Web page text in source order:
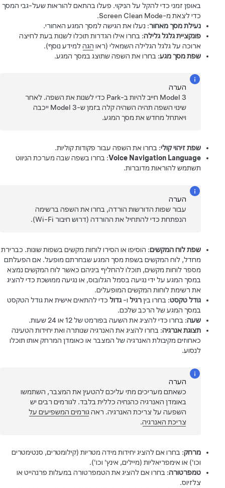
באופן זמני כדי להקל על הניקוי. פעלו בהתאם להוראות שעל-גבי המסך
כדי לצאת מ-Screen Clean Mode.
נעילת מסך מאחור: נעלו את הגישה למסך המגע האחורי.
פונקציית גלגל גלילה: בחרו אילו הגדרות תוכלו לשנות בעת לחיצה
ארוכה על גלגל הגלילה השמאלי (ראוהגה למידע נוסף).
שפת מסך מגע: בחרו את השפה שתוצג במסך המגע.
הערה
Model 3
חייב להיות ב-Park כדי לשנות את השפה. לאחר
שינוי השפה תהיה השהיה קלה בזמן ש-Model 3ייכבה
ויאתחל מחדש את מסך המגע.
שפת זיהוי קולי: בחרו את השפה עבור פקודות קוליות.
Voice Navigation Language: בחרו בשפה שבה מערכת הניווט
תשתמש להוראות מדוברות.
הערה
עבור שפות הדורשות הורדה, בחרו את השפה ברשימה
הנפתחת כדי להתחיל את ההורדה (דרוש חיבור Wi-Fi).
שפת לוח המקשים: הוסיפו או הסירו לוחות מקשים בשפות שונות. כברירת
מחדל, לוח המקשים בשפת מסך המגע שבחרתם מופעל. אם הפעלתם
מספר לוחות מקשים, תוכלו להחליף ביניהם כאשר לוח המקשים נמצא
במסך המגע על ידי נגיעה בסמל הגלובוס, או נגיעה ממושכת כדי להציג
את רשימת לוחות המקשים המופעלים.
גודל טקסט: בחרו ביןרגילו-גדול כדי להתאים אישית את גודל הטקסט
במסך המגע של הרכב שלכם.
שעה: בחרו כדי להציג את השעה בפורמט של 12 או 24 שעות.
תצוגת אנרגיה: בחרו להציג את האנרגיה שנותרה ואת יחידות הטעינה
כאחוזים מקיבולת האנרגיה של המצבר או כאומדן המרחק אותו תוכלו
לנסוע.
הערה
כשאתם מעריכים מתי עליכם להטעין את המצבר, השתמשו
באומדן האנרגיה כהנחיה כללית בלבד. לגורמים רבים יש
השפעה על צריכת האנרגיה. ראהגורמים המשפיעים על
צריכת האנרגיה.
מרחק: בחרו אם להציג יחידות מידה מטריות (קילומטרים, סנטימטרים
וכו') או אימפריאליות (מיילים, אינץ' וכו').
טמפרטורה: בחרו אם להציג את הטמפרטורה במעלות פרנהייט או
צלזיוס.